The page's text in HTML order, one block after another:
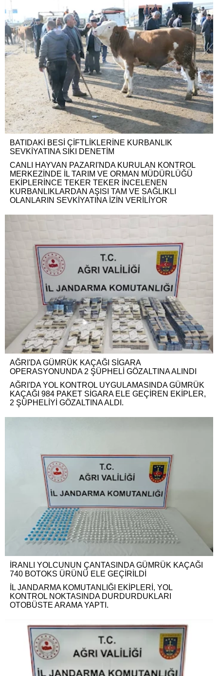
BATIDAKİ BESİ ÇİFTLİKLERİNE KURBANLIK
SEVKİYATINA SIKI DENETİM
CANLI HAYVAN PAZARI'NDA KURULAN KONTROL
MERKEZİNDE İL TARIM VE ORMAN MÜDÜRLÜĞÜ
EKİPLERİNCE TEKER TEKER İNCELENEN
KURBANLIKLARDAN AŞISI TAM VE SAĞLIKLI
OLANLARIN SEVKİYATINA İZİN VERİLİYOR
AĞRI'DA GÜMRÜK KAÇAĞI SİGARA
OPERASYONUNDA 2 ŞÜPHELİ GÖZALTINA ALINDI
AĞRI'DA YOL KONTROL UYGULAMASINDA GÜMRÜK
KAÇAĞI 984 PAKET SİGARA ELE GEÇİREN EKİPLER,
2 ŞÜPHELİYİ GÖZALTINA ALDI.
İRANLI YOLCUNUN ÇANTASINDA GÜMRÜK KAÇAĞI
740 BOTOKS ÜRÜNÜ ELE GEÇİRİLDİ
İL JANDARMA KOMUTANLIĞI EKİPLERİ, YOL
KONTROL NOKTASINDA DURDURDUKLARI
OTOBÜSTE ARAMA YAPTI.